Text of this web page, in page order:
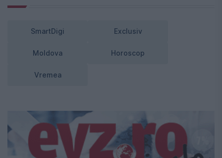
SmartDigi Exclusiv
Moldova Horoscop
Vremea